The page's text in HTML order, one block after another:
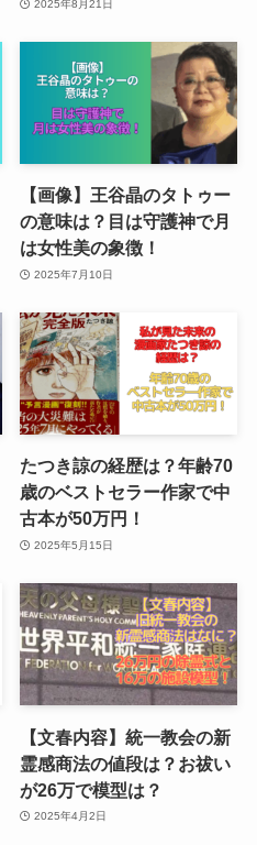
2025年8月21日
【画像】王谷晶のタトゥー
の意味は？目は守護神で月
は女性美の象徴！
2025年7月10日
たつき諒の経歴は？年齢70
歳のベストセラー作家で中
古本が50万円！
2025年5月15日
【文春内容】統一教会の新
霊感商法の値段は？お祓い
が26万で模型は？
2025年4月2日